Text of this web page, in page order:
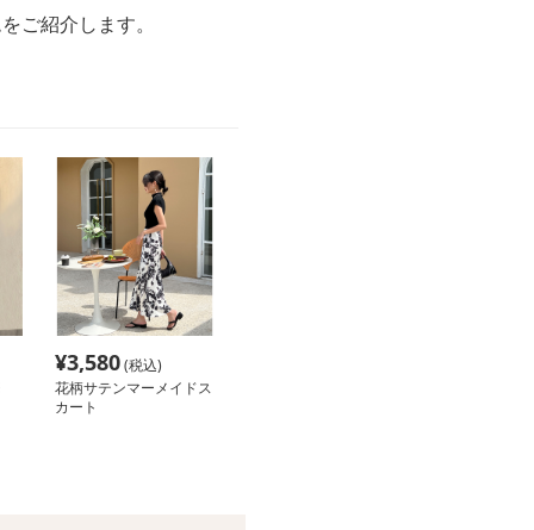
ご紹介します。
¥3,580(税込)
花柄サテンマーメイドス
カート